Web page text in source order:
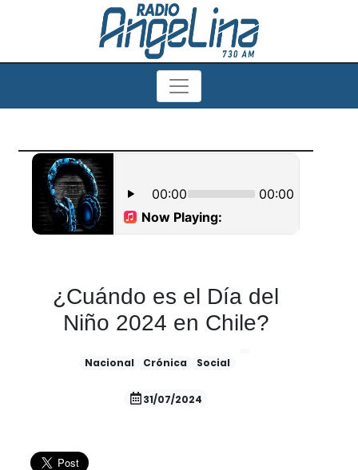
¿Cuándo es el Día del
Niño 2024 en Chile?
Nacional Crónica Social
31/07/2024